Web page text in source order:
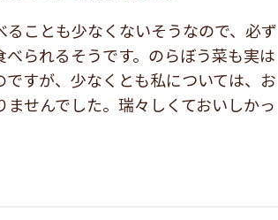
ことも少なくないそうなので、必ず
られるそうです。のらぼう菜も実は
すが、少なくとも私については、お
せんでした。瑞々しくておいしかっ